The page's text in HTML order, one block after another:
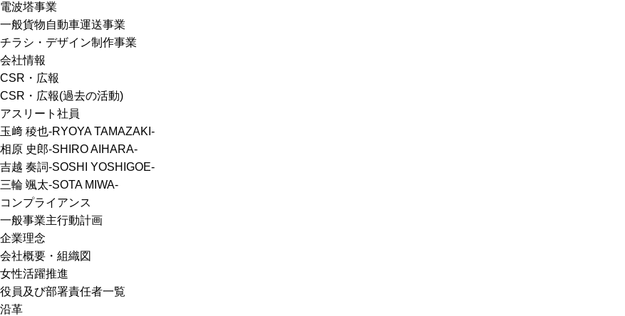
電波塔事業
一般貨物自動車運送事業
チラシ・デザイン制作事業
会社情報
CSR・広報
CSR・広報(過去の活動)
アスリート社員
玉﨑 稜也-RYOYA TAMAZAKI-
相原 史郎-SHIRO AIHARA-
吉越 奏詞-SOSHI YOSHIGOE-
三輪 颯太-SOTA MIWA-
コンプライアンス
一般事業主行動計画
企業理念
会社概要・組織図
女性活躍推進
役員及び部署責任者一覧
沿革